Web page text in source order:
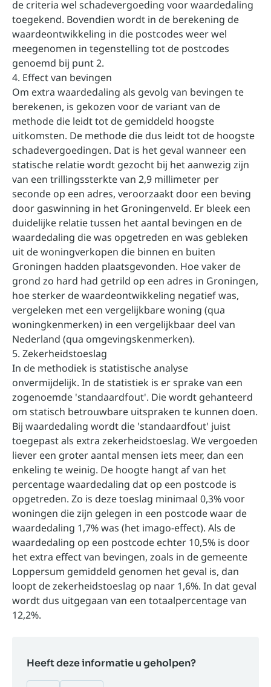
de criteria wel schadevergoeding voor waardedaling
toegekend. Bovendien wordt in de berekening de
waardeontwikkeling in die postcodes weer wel
meegenomen in tegenstelling tot de postcodes
genoemd bij punt 2.
4. Effect van bevingen
Om extra waardedaling als gevolg van bevingen te
berekenen, is gekozen voor de variant van de
methode die leidt tot de gemiddeld hoogste
uitkomsten. De methode die dus leidt tot de hoogste
schadevergoedingen. Dat is het geval wanneer een
statische relatie wordt gezocht bij het aanwezig zijn
van een trillingssterkte van 2,9 millimeter per
seconde op een adres, veroorzaakt door een beving
door gaswinning in het Groningenveld. Er bleek een
duidelijke relatie tussen het aantal bevingen en de
waardedaling die was opgetreden en was gebleken
uit de woningverkopen die binnen en buiten
Groningen hadden plaatsgevonden. Hoe vaker de
grond zo hard had getrild op een adres in Groningen,
hoe sterker de waardeontwikkeling negatief was,
vergeleken met een vergelijkbare woning (qua
woningkenmerken) in een vergelijkbaar deel van
Nederland (qua omgevingskenmerken).
5. Zekerheidstoeslag
In de methodiek is statistische analyse
onvermijdelijk. In de statistiek is er sprake van een
zogenoemde 'standaardfout'. Die wordt gehanteerd
om statisch betrouwbare uitspraken te kunnen doen.
Bij waardedaling wordt die 'standaardfout' juist
toegepast als extra zekerheidstoeslag. We vergoeden
liever een groter aantal mensen iets meer, dan een
enkeling te weinig. De hoogte hangt af van het
percentage waardedaling dat op een postcode is
opgetreden. Zo is deze toeslag minimaal 0,3% voor
woningen die zijn gelegen in een postcode waar de
waardedaling 1,7% was (het imago-effect). Als de
waardedaling op een postcode echter 10,5% is door
het extra effect van bevingen, zoals in de gemeente
Loppersum gemiddeld genomen het geval is, dan
loopt de zekerheidstoeslag op naar 1,6%. In dat geval
wordt dus uitgegaan van een totaalpercentage van
12,2%.
Heeft deze informatie u geholpen?